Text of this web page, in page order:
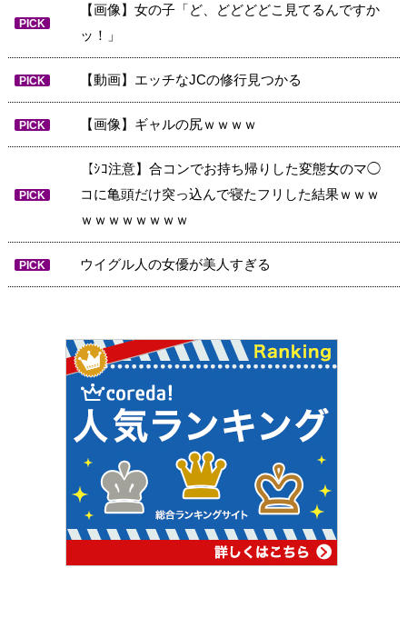
PICK
【画像】女の子「ど、どどどどこ見てるんですか
ッ！」
PICK 【動画】エッチなJCの修行見つかる
PICK 【画像】ギャルの尻ｗｗｗｗ
PICK
【ｼｺ注意】合コンでお持ち帰りした変態女のマ◯
コに亀頭だけ突っ込んで寝たフリした結果ｗｗｗ
ｗｗｗｗｗｗｗｗ
PICK ウイグル人の女優が美人すぎる